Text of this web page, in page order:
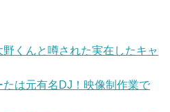
くんと噂された実在したキャ
は元有名DJ！映像制作業で